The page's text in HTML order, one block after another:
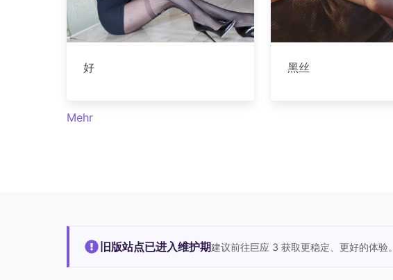
好 黑丝
Mehr
旧版站点已进入维护期建议前往巨应 3 获取更稳定、更好的体验。